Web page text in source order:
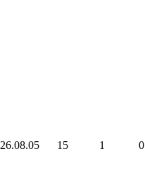
26.08.05 15 1 0